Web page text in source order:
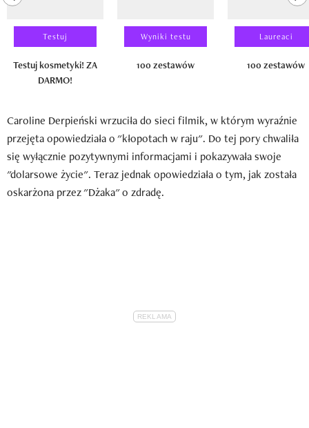
Testuj
Testuj kosmetyki! ZA
DARMO!
Wyniki testu
100 zestawów
Laureaci
100 zestawów
Caroline Derpieński wrzuciła do sieci filmik, w którym wyraźnie
przejęta opowiedziała o "kłopotach w raju". Do tej pory chwaliła
się wyłącznie pozytywnymi informacjami i pokazywała swoje
"dolarsowe życie". Teraz jednak opowiedziała o tym, jak została
oskarżona przez "Dżaka" o zdradę.